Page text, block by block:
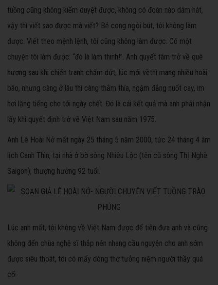
tuồng cũng không kiểm duyệt được, không có đoàn nào dám hát,
vậy thì viết sao được mà viết? Bẻ cong ng̣òi bút, tôi không làm
được. Viết theo mệnh lệnh, tôi cũng không làm được. Có một
chuyện tôi làm được: “đó là làm thinh!”. Anh quyết tâm trở về quê
hương sau khi chiến tranh chấm dứt, lúc mới vềthì mang nhiều hoài
bão, nhưng càng ở lâu thì càng thắm thía, ngậm đắng nuốt cay, im
hơi lặng tiếng cho tới ngày chết. Đó là cái kết quả mà anh phải nhận
lấy khi quyết định trở về Việt Nam sau năm 1975.
Anh Lê Hoài Nở mất ngày 25 tháng 5 năm 2000, tức 24 tháng 4 âm
lịch Canh Thìn, tại nhà ở bờ sông Nhiêu Lộc (tên cũ sông Thị Nghè
Saigon), thượng hưởng 92 tuổi.
Lúc anh mất, tôi không về Việt Nam được để tiễn đưa anh và cũng
không đến chùa nghệ sĩ thắp nén nhang cầu nguyện cho anh sớm
được siêu thoát, tôi có mấy dòng thơ tưởng niệm người thầy quá
cố: